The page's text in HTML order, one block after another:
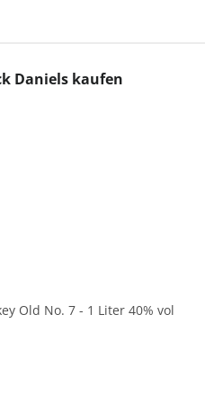
Daniels kaufen
Old No. 7 - 1 Liter 40% vol
4.6 von 5 Sternen